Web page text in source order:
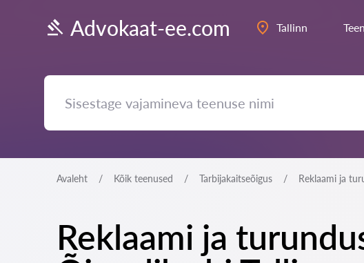
Advokaat-ee.com Tallinn
Avaleht Kõik teenused Tarbijakaitseõigus Reklaami ja
Reklaami ja